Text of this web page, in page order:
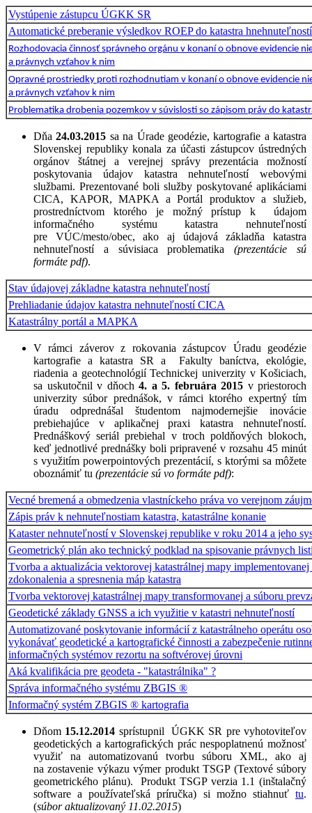
Vystúpenie zástupcu ÚGKK SR
Automatické preberanie výsledkov ROEP do katastra hnehnuteľností
Rozhodovacia činnosť správneho orgánu v konaní o obnove evidencie
a právnych vzťahov k nim
Opravné prostriedky proti rozhodnutiam v konaní o obnove evidencie
a právnych vzťahov k nim
Problematika drobenia pozemkov v súvislosti so zápisom práv do
Dňa24.03.2015 sa na Úrade geodézie, kartografie a katastra
Slovenskej republiky konala za účasti zástupcov ústredných
orgánov štátnej a verejnej správy prezentácia možností
poskytovania údajov katastra nehnuteľností webovými
službami. Prezentované boli služby poskytované aplikáciami
CICA, KAPOR, MAPKA a Portál produktov a služieb,
prostredníctvom ktorého je možný prístup k údajom
informačného systému katastra nehnuteľností
pre VÚC/mesto/obec, ako aj údajová základňa katastra
nehnuteľností a súvisiaca problematika(prezentácie sú
formáte pdf).
Stav údajovej základne katastra nehnuteľností
Prehliadanie údajov katastra nehnuteľností CICA
Katastrálny portál a MAPKA
V rámci záverov z rokovania zástupcov Úradu geodézie
kartografie a katastra SR a Fakulty baníctva, ekológie,
riadenia a geotechnológií Technickej univerzity v Košiciach,
sa uskutočnil v dňoch 4. a 5. februára 2015 v priestoroch
univerzity súbor prednášok, v rámci ktorého expertný tím
úradu odprednášal študentom najmodernejšie inovácie
prebiehajúce v aplikačnej praxi katastra nehnuteľností.
Prednáškový seriál prebiehal v troch poldňových blokoch,
keď jednotlivé prednášky boli pripravené v rozsahu 45 minút
s využitím powerpointových prezentácií, s ktorými sa môžete
oboznámiť tu (prezentácie sú vo formáte pdf):
Vecné bremená a obmedzenia vlastníckeho práva vo verejnom
Zápis práv k nehnuteľnostiam katastra, katastrálne konanie
Kataster nehnuteľností v Slovenskej republike v roku 2014 a jeho
Geometrický plán ako technický podklad na spisovanie právnych
Tvorba a aktualizácia vektorovej katastrálnej mapy
zdokonalenia a spresnenia máp katastra
Tvorba vektorovej katastrálnej mapy transformovanej a súboru
Geodetické základy GNSS a ich využitie v katastri nehnuteľností
Automatizované poskytovanie informácií z katastrálneho operátu
vykonávať geodetické a kartografické činnosti a zabezpečenie
informačných systémov rezortu na softvérovej úrovni
Aká kvalifikácia pre geodeta - "katastrálnika" ?
Správa informačného systému ZBGIS ®
Informačný systém ZBGIS ® kartografia
Dňom 15.12.2014 sprístupnil ÚGKK SR pre vyhotoviteľov
geodetických a kartografických prác nespoplatnenú možnosť
využiť na automatizovanú tvorbu súboru XML, ako aj
na zostavenie výkazu výmer produkt TSGP (Textové súbory
geometrického plánu). Produkt TSGP verzia 1.1 (inštalačný
software a používateľská príručka) si možno stiahnuť tu.
(súbor aktualizovaný 11.02.2015)